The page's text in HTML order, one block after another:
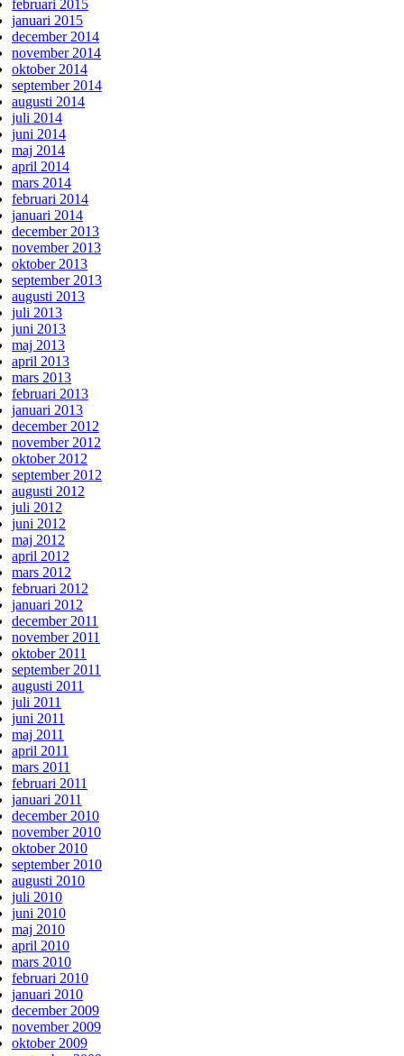
februari 2015
januari 2015
december 2014
november 2014
oktober 2014
september 2014
augusti 2014
juli 2014
juni 2014
maj 2014
april 2014
mars 2014
februari 2014
januari 2014
december 2013
november 2013
oktober 2013
september 2013
augusti 2013
juli 2013
juni 2013
maj 2013
april 2013
mars 2013
februari 2013
januari 2013
december 2012
november 2012
oktober 2012
september 2012
augusti 2012
juli 2012
juni 2012
maj 2012
april 2012
mars 2012
februari 2012
januari 2012
december 2011
november 2011
oktober 2011
september 2011
augusti 2011
juli 2011
juni 2011
maj 2011
april 2011
mars 2011
februari 2011
januari 2011
december 2010
november 2010
oktober 2010
september 2010
augusti 2010
juli 2010
juni 2010
maj 2010
april 2010
mars 2010
februari 2010
januari 2010
december 2009
november 2009
oktober 2009